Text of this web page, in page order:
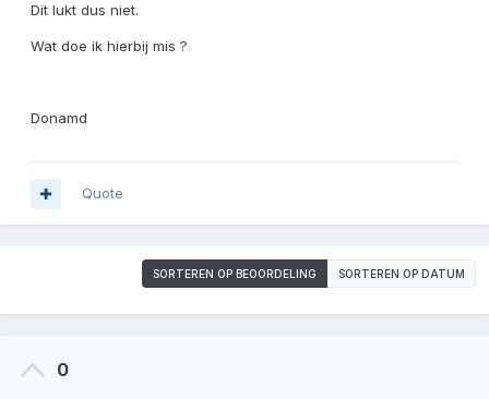
Dit lukt dus niet.
Wat doe ik hierbij mis ?
Donamd
Quote
SORTEREN OP BEOORDELING SORTEREN OP DATUM
0